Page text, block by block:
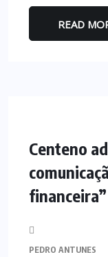
READ
Centeno
PEDRO ANTUNES